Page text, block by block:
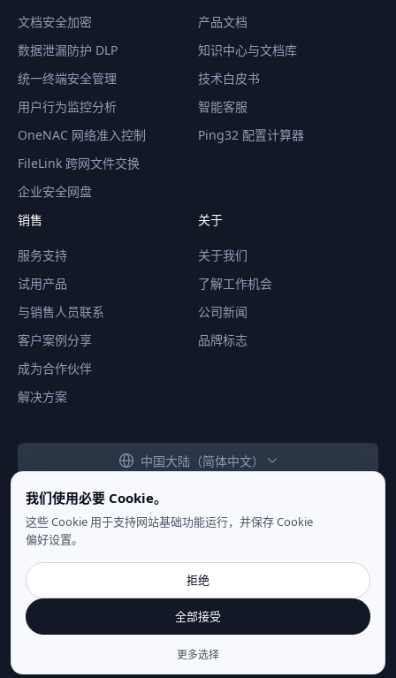
我们使用必要 Cookie。
这些 Cookie 用于支持网站基础功能运行，并保存 Cookie
偏好设置。
拒绝
全部接受
更多选择
文档安全加密
数据泄漏防护 DLP
统一终端安全管理
用户行为监控分析
OneNAC 网络准入控制
FileLink 跨网文件交换
企业安全网盘
产品文档
知识中心与文档库
技术白皮书
智能客服
Ping32 配置计算器
销售
服务支持
试用产品
与销售人员联系
客户案例分享
成为合作伙伴
解决方案
关于
关于我们
了解工作机会
公司新闻
品牌标志
中国大陆（简体中文）
使用条款
NSecsoft Co.,Ltd. 保留所有权利
鲁ICP备14018425号